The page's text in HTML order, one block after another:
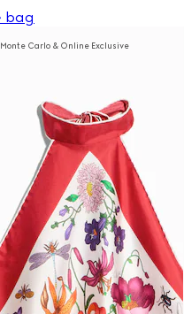
Monte Carlo & Online Exclusive